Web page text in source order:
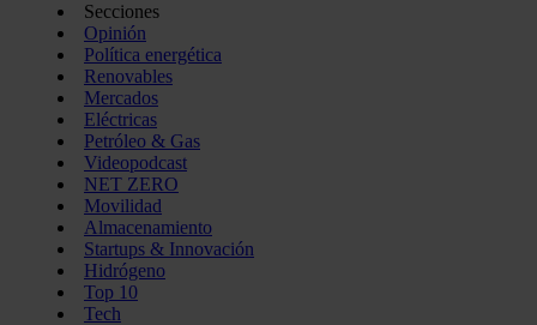
Secciones
Opinión
Política energética
Renovables
Mercados
Eléctricas
Petróleo & Gas
Videopodcast
NET ZERO
Movilidad
Almacenamiento
Startups & Innovación
Hidrógeno
Top 10
Tech